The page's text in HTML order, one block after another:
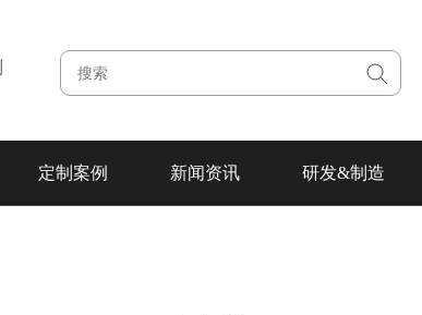
定制案例 新闻资讯 研发&制造